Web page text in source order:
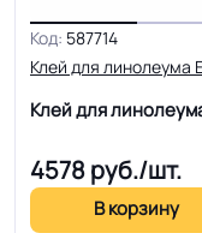
Допуск изменения
толщин
Класс горючести
Код: 587714
Клей для линолеума
Клей для
4578руб./шт.
В корзину